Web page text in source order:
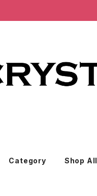
Category Shop All